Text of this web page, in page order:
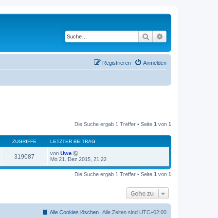
Suche
Anmelden
Registrieren
Die Suche ergab 1 Treffer • Seite 1 von 1
ZUGRIFFE LETZTER BEITRAG
319087 von Uwe
Mo 21. Dez 2015, 21:22
Die Suche ergab 1 Treffer • Seite 1 von 1
Gehe zu
Alle Zeiten sind UTC+02:00
Alle Cookies löschen